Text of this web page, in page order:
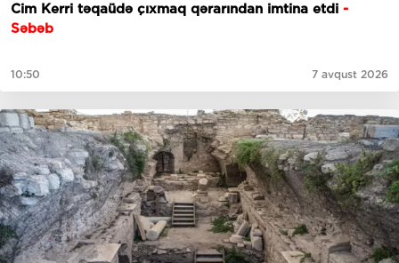
Cim Kerri təqaüdə çıxmaq qərarından imtina etdi -
Səbəb
10:50 7 avqust 2026